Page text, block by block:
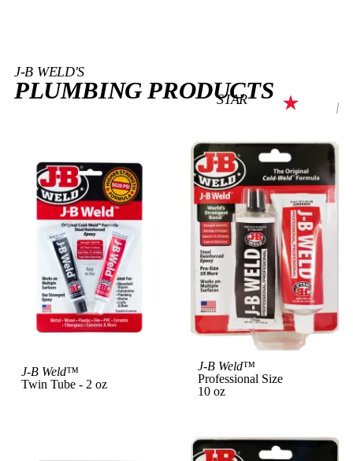
J-B WELD'S
PLUMBING PRODUCTS
STAR
J-B Weld™
Twin Tube - 2 oz
View Product
J-B Weld™
Professional Size
10 oz